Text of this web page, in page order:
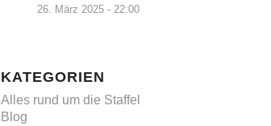
26. März 2025 - 22:00
KATEGORIEN
Alles rund um die Staffel
Blog